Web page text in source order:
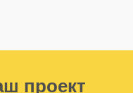
проект